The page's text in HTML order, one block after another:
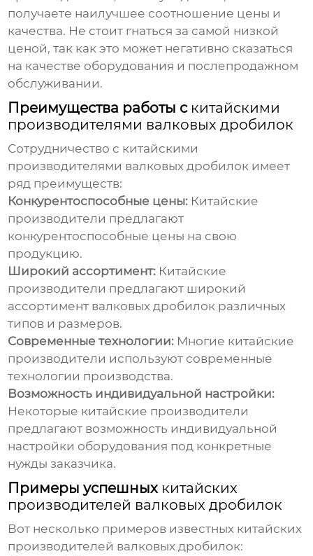
получаете наилучшее соотношение цены и
качества. Не стоит гнаться за самой низкой
ценой, так как это может негативно сказаться
на качестве оборудования и послепродажном
обслуживании.
Преимущества работы с китайскими
производителями валковых дробилок
Сотрудничество с китайскими
производителями валковых дробилок имеет
ряд преимуществ:
Конкурентоспособные цены: Китайские
производители предлагают
конкурентоспособные цены на свою
продукцию.
Широкий ассортимент: Китайские
производители предлагают широкий
ассортимент валковых дробилок различных
типов и размеров.
Современные технологии: Многие китайские
производители используют современные
технологии производства.
Возможность индивидуальной настройки:
Некоторые китайские производители
предлагают возможность индивидуальной
настройки оборудования под конкретные
нужды заказчика.
Примеры успешных китайских
производителей валковых дробилок
Вот несколько примеров известных китайских
производителей валковых дробилок: